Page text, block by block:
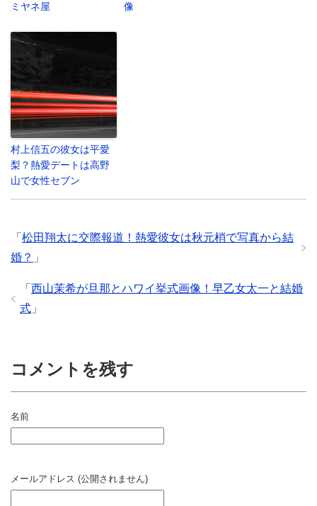
ミヤネ屋
像
村上信五の彼女は平愛
梨？熱愛デートは高野
山で女性セブン
「 松田翔太に交際報道！熱愛彼女は秋元梢で写真から結
婚？ 」
「 西山茉希が旦那とハワイ挙式画像！早乙女太一と結婚
式 」
コメントを残す
名前
メールアドレス (公開されません)